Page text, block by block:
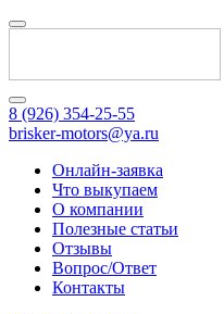
8 (926) 354-25-55
brisker-motors@ya.ru
Онлайн-заявка
Что выкупаем
О компании
Полезные статьи
Отзывы
Вопрос/Ответ
Контакты